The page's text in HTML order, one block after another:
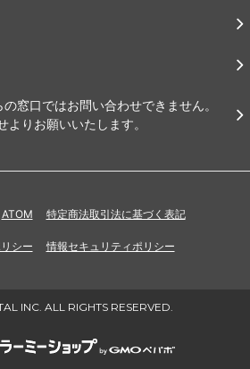
窓口ではお問い合わせできません。
りお願いいたします。
ATOM 特定商法取引法に基づく表記
シー 情報セキュリティポリシー
INC. ALL RIGHTS RESERVED.